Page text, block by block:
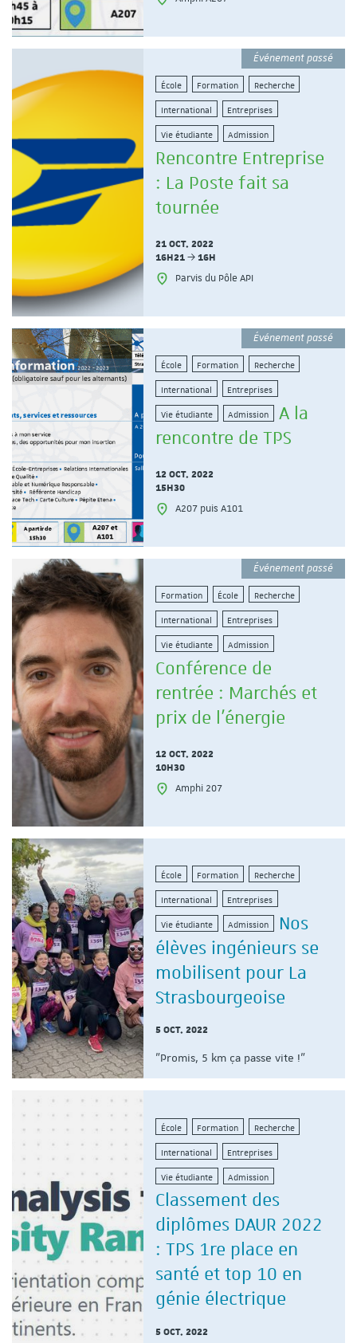
Événement passé
École Formation Recherche
International Entreprises
Vie étudiante Admission
Rencontre Entreprise
: La Poste fait sa
tournée
21 OCT. 2022
16H21
16H
Parvis du Pôle API
Événement passé
École Formation Recherche
International Entreprises
Vie étudiante Admission
A la
rencontre de TPS
12 OCT. 2022
15H30
A207 puis A101
Événement passé
Formation École Recherche
International Entreprises
Vie étudiante Admission
Conférence de
rentrée : Marchés et
prix de l'énergie
12 OCT. 2022
10H30
Amphi 207
École Formation Recherche
International Entreprises
Vie étudiante Admission
Nos
élèves ingénieurs se
mobilisent pour La
Strasbourgeoise
5 OCT. 2022
"Promis, 5 km ça passe vite !"
École Formation Recherche
International Entreprises
Vie étudiante Admission
Classement des
diplômes DAUR 2022
: TPS 1re place en
santé et top 10 en
génie électrique
5 OCT. 2022